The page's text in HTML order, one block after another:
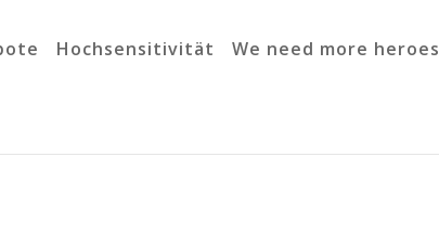
Hochsensitivität We need more heroes